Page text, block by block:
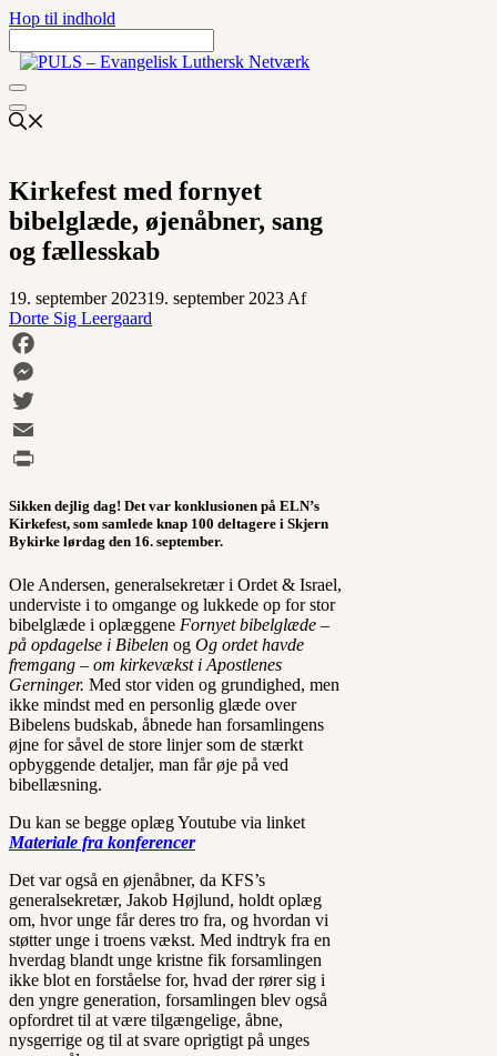
Hop til indhold
Kirkefest med fornyet
bibelglæde, øjenåbner, sang
og fællesskab
19. september 202319. september 2023 Af
Dorte Sig Leergaard
Facebook
Messenger
Twitter
Email
Sikken dejlig dag! Det var konklusionen på ELN’s
Kirkefest, som samlede knap 100 deltagere i Skjern
Bykirke lørdag den 16. september.
Ole Andersen, generalsekretær i Ordet & Israel,
underviste i to omgange og lukkede op for stor
bibelglæde i oplæggene Fornyet bibelglæde –
på opdagelse i Bibelen og Og ordet havde
fremgang – om kirkevækst i Apostlenes
Gerninger. Med stor viden og grundighed, men
ikke mindst med en personlig glæde over
Bibelens budskab, åbnede han forsamlingens
øjne for såvel de store linjer som de stærkt
opbyggende detaljer, man får øje på ved
bibellæsning.
Du kan se begge oplæg Youtube via linket
Materiale fra konferencer
Det var også en øjenåbner, da KFS’s
generalsekretær, Jakob Højlund, holdt oplæg
om, hvor unge får deres tro fra, og hvordan vi
støtter unge i troens vækst. Med indtryk fra en
hverdag blandt unge kristne fik forsamlingen
ikke blot en forståelse for, hvad der rører sig i
den yngre generation, forsamlingen blev også
opfordret til at være tilgængelige, åbne,
nysgerrige og til at svare oprigtigt på unges